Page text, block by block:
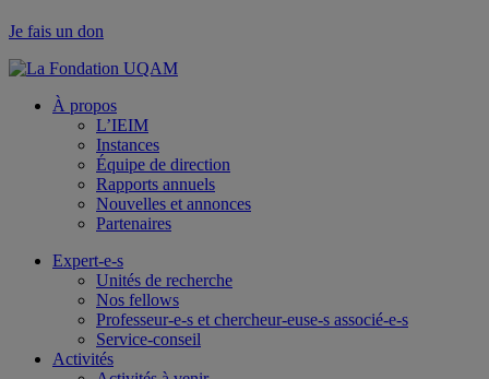
Je fais un don
À propos
L’IEIM
Instances
Équipe de direction
Rapports annuels
Nouvelles et annonces
Partenaires
Expert-e-s
Unités de recherche
Nos fellows
Professeur-e-s et chercheur-euse-s associé-e-s
Service-conseil
Activités